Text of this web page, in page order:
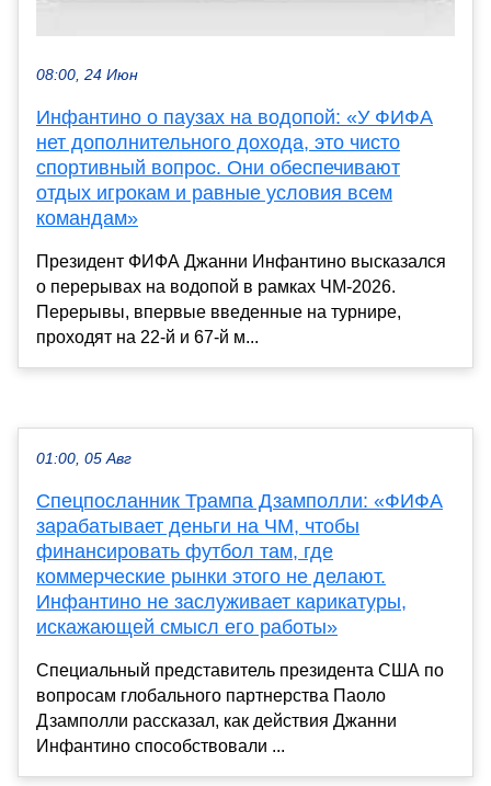
08:00, 24 Июн
Инфантино о паузах на водопой: «У ФИФА
нет дополнительного дохода, это чисто
спортивный вопрос. Они обеспечивают
отдых игрокам и равные условия всем
командам»
Президент ФИФА Джанни Инфантино высказался
о перерывах на водопой в рамках ЧМ-2026.
Перерывы, впервые введенные на турнире,
проходят на 22-й и 67-й м...
01:00, 05 Авг
Спецпосланник Трампа Дзамполли: «ФИФА
зарабатывает деньги на ЧМ, чтобы
финансировать футбол там, где
коммерческие рынки этого не делают.
Инфантино не заслуживает карикатуры,
искажающей смысл его работы»
Специальный представитель президента США по
вопросам глобального партнерства Паоло
Дзамполли рассказал, как действия Джанни
Инфантино способствовали ...